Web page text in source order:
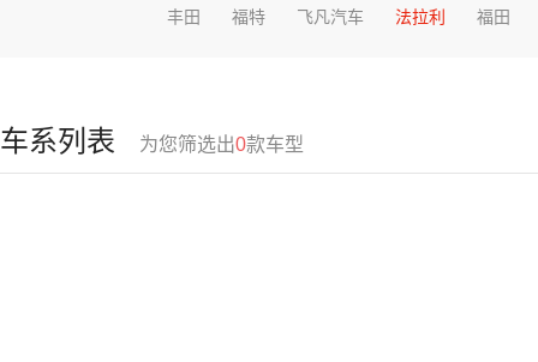
丰田 福特 飞凡汽车 法拉利 福田
车系列表 为您筛选出0款车型